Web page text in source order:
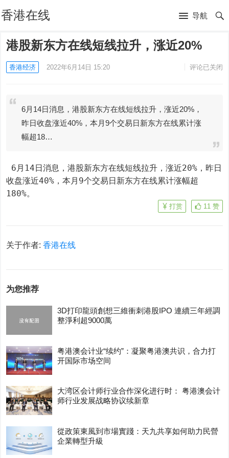
香港在线 导航
港股新东方在线短线拉升，涨近20%
香港经济 2022年6月14日 15:20 评论已关闭
6月14日消息，港股新东方在线短线拉升，涨近20%，
昨日收盘涨近40%，本月9个交易日新东方在线累计涨
幅超18…
收盘涨近40%，本月9个交易日新东方在线累计涨幅超
180%。
11 赞
打赏
关于作者:香港在线
为您推荐
3D打印龍頭創想三維衝刺港股IPO 連續三年經調
整淨利超9000萬
粤港澳会计业“续约”：凝聚粤港澳共识，合力打
开国际市场空间
大湾区会计师行业合作深化进行时： 粤港澳会计
师行业发展战略协议续新章
從政策東風到市場實踐：天九共享如何助力民營
企業轉型升級